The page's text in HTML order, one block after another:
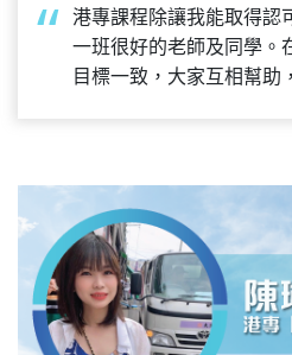
港專課程除讓我能取得認
一班很好的老師及同學。
目標一致，大家互相幫助